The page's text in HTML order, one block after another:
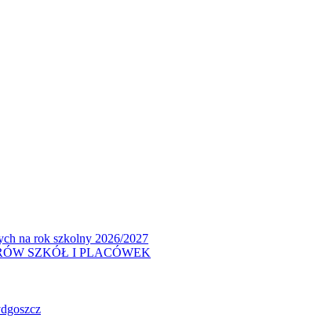
na rok szkolny 2026/2027
SZKÓŁ I PLACÓWEK